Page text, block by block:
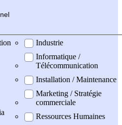
Industrie
Informatique /
Télécommunication
Installation / Maintenance
Marketing / Stratégie
commerciale
Ressources Humaines